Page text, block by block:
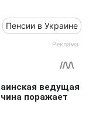
Пенсии в Украине